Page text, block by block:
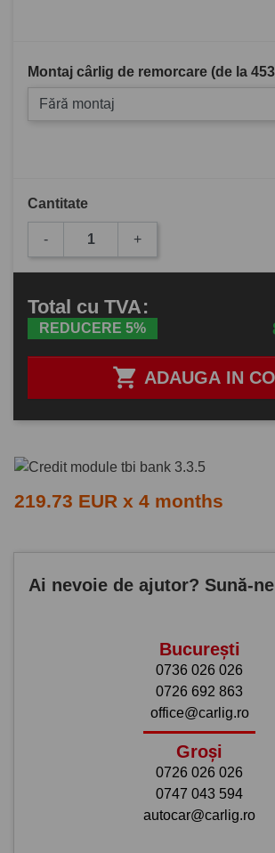
Montaj cârlig de remorcare (de la
Fără montaj
Cantitate
- +
 ADAUGA IN
Total cu TVA:
REDUCERE 5%
219.73 EUR x 4 months
Ai nevoie de ajutor? Sună-ne
București
0736 026 026
0726 692 863
office@carlig.ro
Groși
0726 026 026
0747 043 594
autocar@carlig.ro